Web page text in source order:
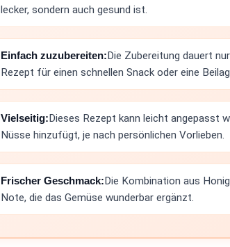
lecker, sondern auch gesund ist.
Einfach zuzubereiten:Die Zubereitung dauert
Rezept für einen schnellen Snack oder eine
Vielseitig:Dieses Rezept kann leicht angepasst
Nüsse hinzufügt, je nach persönlichen Vorlieben.
Frischer Geschmack:Die Kombination aus
Note, die das Gemüse wunderbar ergänzt.